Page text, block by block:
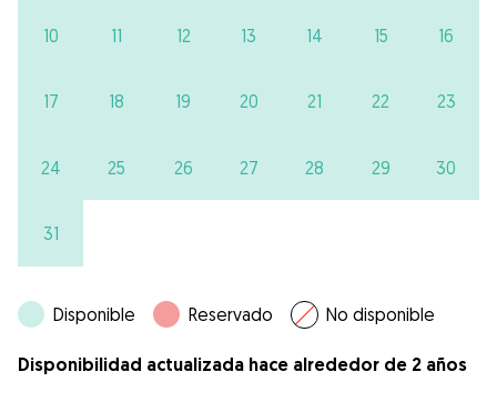
10 11 12 13 14 15 16
17 18 19 20 21 22 23
24 25 26 27 28 29 30
31
Disponible Reservado No disponible
Disponibilidad actualizada hace alrededor de 2 años